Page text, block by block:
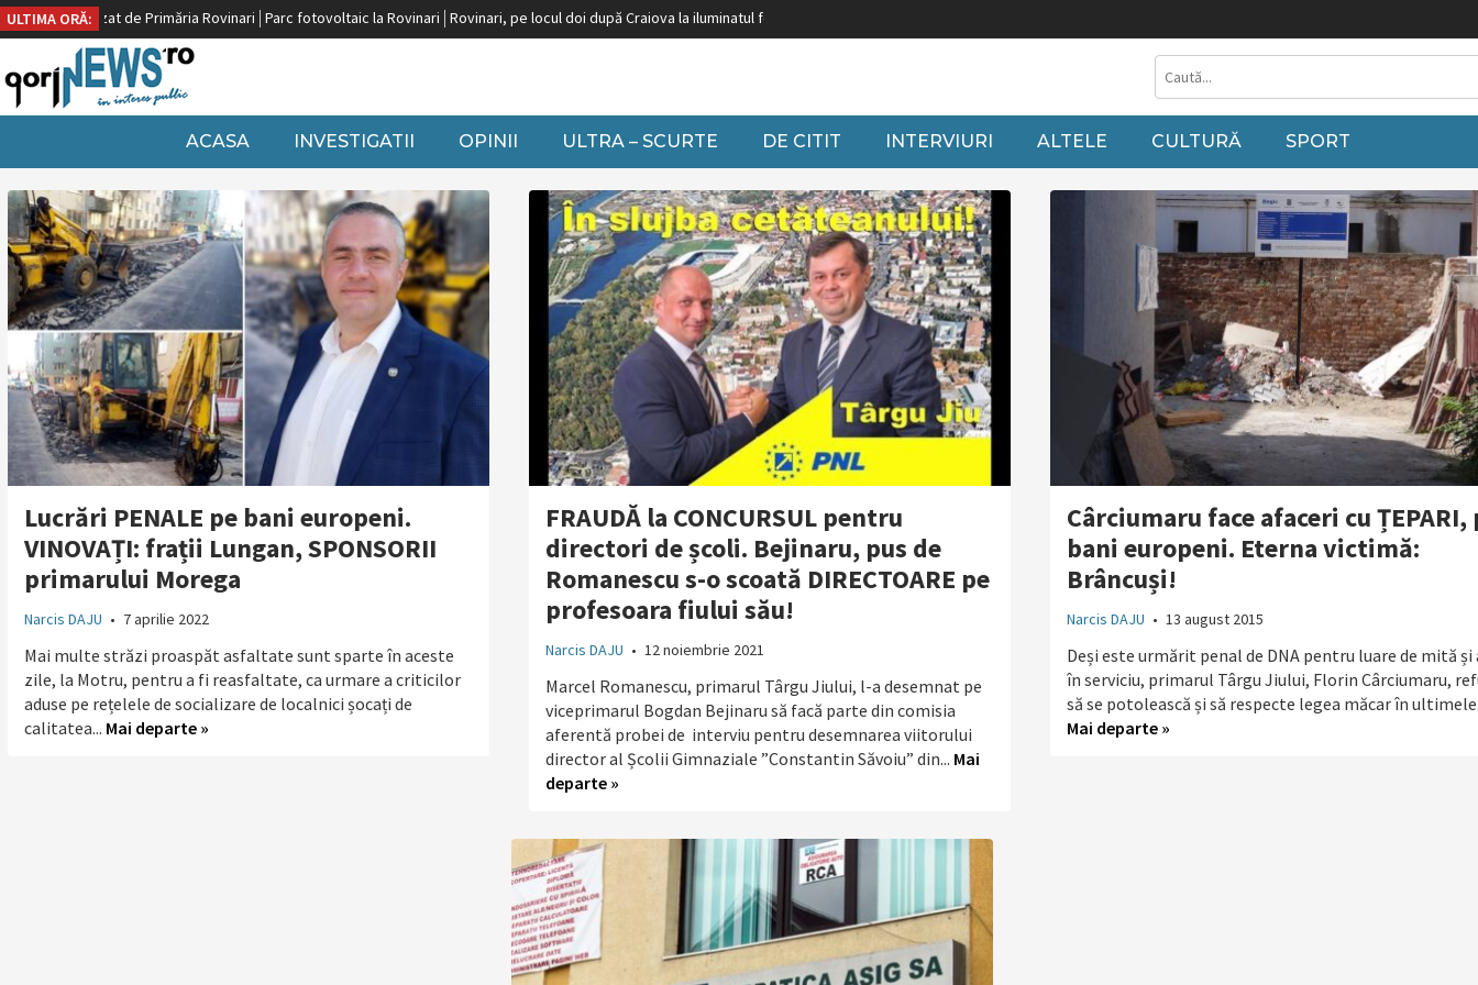
ULTIMA ORĂ:
finalizat de Primăria Rovinari Parc fotovoltaic la Rovinari Rovinari, pe locul doi după Craiova la iluminatul festiv
ACASA INVESTIGATII OPINII ULTRA – SCURTE DE CITIT INTERVIURI ALTELE CULTURĂ SPORT
Lucrări PENALE pe bani europeni.
VINOVAȚI: frații Lungan, SPONSORII
primarului Morega
Narcis DAJU • 7 aprilie 2022
Mai multe străzi proaspăt asfaltate sunt sparte în aceste
zile, la Motru, pentru a fi reasfaltate, ca urmare a criticilor
aduse pe rețelele de socializare de localnici șocați de
calitatea... Mai departe »
FRAUDĂ la CONCURSUL pentru
directori de școli. Bejinaru, pus de
Romanescu s-o scoată DIRECTOARE pe
profesoara fiului său!
Narcis DAJU • 12 noiembrie 2021
Marcel Romanescu, primarul Târgu Jiului, l-a desemnat pe
viceprimarul Bogdan Bejinaru să facă parte din comisia
aferentă probei de interviu pentru desemnarea viitorului
director al Școlii Gimnaziale ”Constantin Săvoiu” din... Mai
departe »
Cârciumaru face afaceri cu ȚEPARI,
bani europeni. Eterna victimă:
Brâncuși!
Narcis DAJU • 13 august 2015
Deși este urmărit penal de DNA pentru luare de mită și
în serviciu, primarul Târgu Jiului, Florin Cârciumaru,
să se potolească și să respecte legea măcar în
Mai departe »